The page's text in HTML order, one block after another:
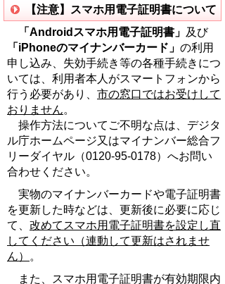
【注意】スマホ用電子証明書について
「Androidスマホ用電子証明書」 及び
「iPhoneのマイナンバーカード」 の利用
申し込み、失効手続き等の各種手続きにつ
いては、利用者本人がスマートフォンから
行う必要があり、 市の窓口ではお受けして
おりません。
操作方法についてご不明な点は、デジタ
ル庁ホームページ又はマイナンバー総合フ
リーダイヤル（0120-95-0178）へお問い
合わせください。
実物のマイナンバーカードや電子証明書
を更新した時などは、更新後に必要に応じ
て、 改めてスマホ用 電子証明書を設定し直
してください（連動して更新はされませ
ん）
。
また、スマホ用電子証明書が有効期限内